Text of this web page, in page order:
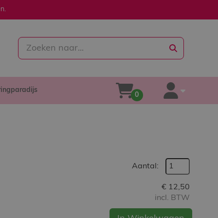
zoeken
winkelwagen
0 account
Aantal:
€ 12,50
incl. BTW